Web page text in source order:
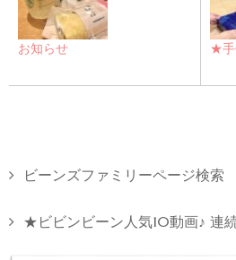
お知らせ ★手
ビーンズファミリーページ検索
★ビビンビーン人気10動画♪ 連